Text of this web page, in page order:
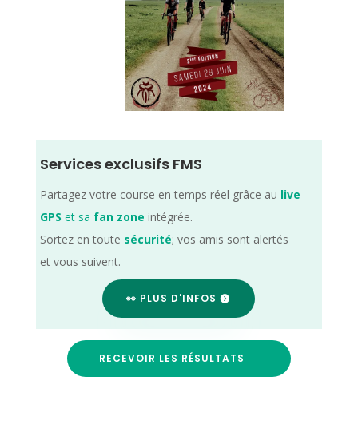
Services exclusifs FMS
Partagez votre course en temps réel grâce au live
GPS et sa fan zone intégrée.
Sortez en toute sécurité; vos amis sont alertés
et vous suivent.
👀 PLUS D'INFOS
RECEVOIR LES RÉSULTATS